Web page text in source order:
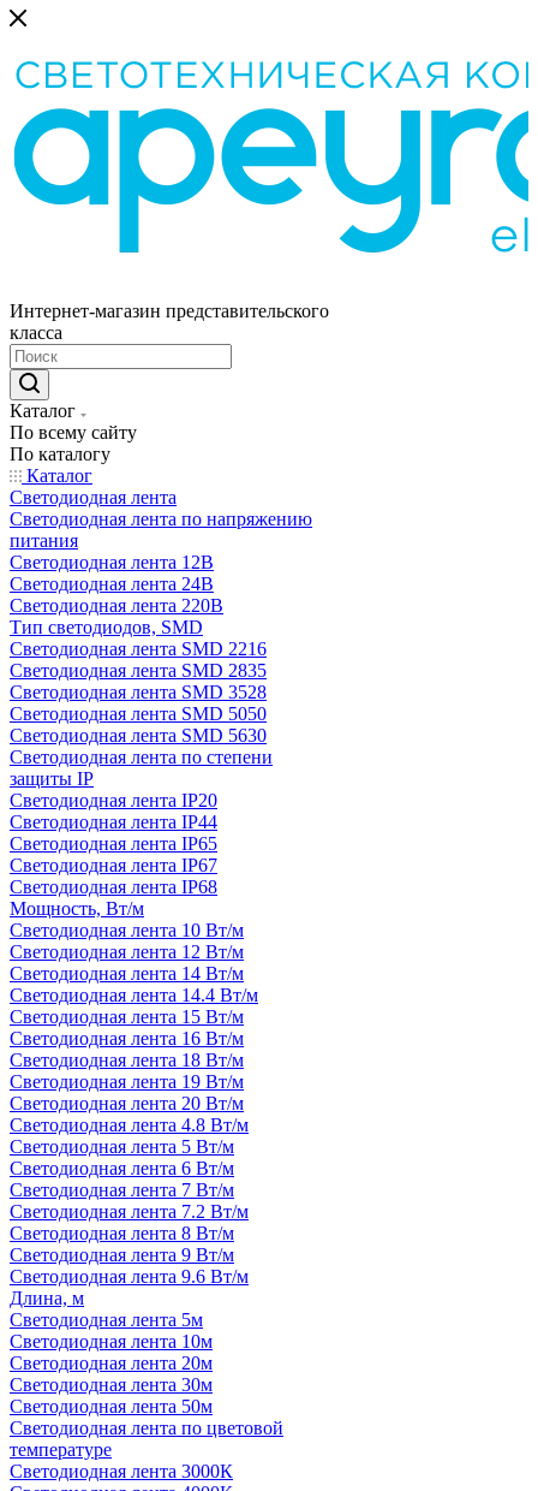
Интернет-магазин представительского
класса
Каталог
По всему сайту
По каталогу
Каталог
Светодиодная лента
Светодиодная лента по напряжению
питания
Светодиодная лента 12В
Светодиодная лента 24В
Светодиодная лента 220В
Тип светодиодов, SMD
Cветодиодная лента SMD 2216
Светодиодная лента SMD 2835
Светодиодная лента SMD 3528
Светодиодная лента SMD 5050
Светодиодная лента SMD 5630
Светодиодная лента по степени
защиты IP
Светодиодная лента IP20
Светодиодная лента IP44
Светодиодная лента IP65
Светодиодная лента IP67
Светодиодная лента IP68
Мощность, Вт/м
Светодиодная лента 10 Вт/м
Светодиодная лента 12 Вт/м
Светодиодная лента 14 Вт/м
Светодиодная лента 14.4 Вт/м
Светодиодная лента 15 Вт/м
Светодиодная лента 16 Вт/м
Светодиодная лента 18 Вт/м
Светодиодная лента 19 Вт/м
Светодиодная лента 20 Вт/м
Светодиодная лента 4.8 Вт/м
Светодиодная лента 5 Вт/м
Светодиодная лента 6 Вт/м
Светодиодная лента 7 Вт/м
Светодиодная лента 7.2 Вт/м
Светодиодная лента 8 Вт/м
Светодиодная лента 9 Вт/м
Светодиодная лента 9.6 Вт/м
Длина, м
Светодиодная лента 5м
Светодиодная лента 10м
Светодиодная лента 20м
Светодиодная лента 30м
Светодиодная лента 50м
Светодиодная лента по цветовой
температуре
Светодиодная лента 3000К